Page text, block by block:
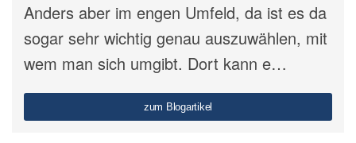
Anders aber im engen Umfeld, da ist es da
sogar sehr wichtig genau auszuwählen, mit
wem man sich umgibt. Dort kann e…
zum Blogartikel